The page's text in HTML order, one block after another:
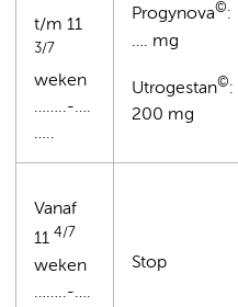
t/m 11
3/7
weken
……..-….
…..
Progynova©:
…. mg
Utrogestan©:
200 mg
Vanaf
11 4/7
weken
……..-….
Stop